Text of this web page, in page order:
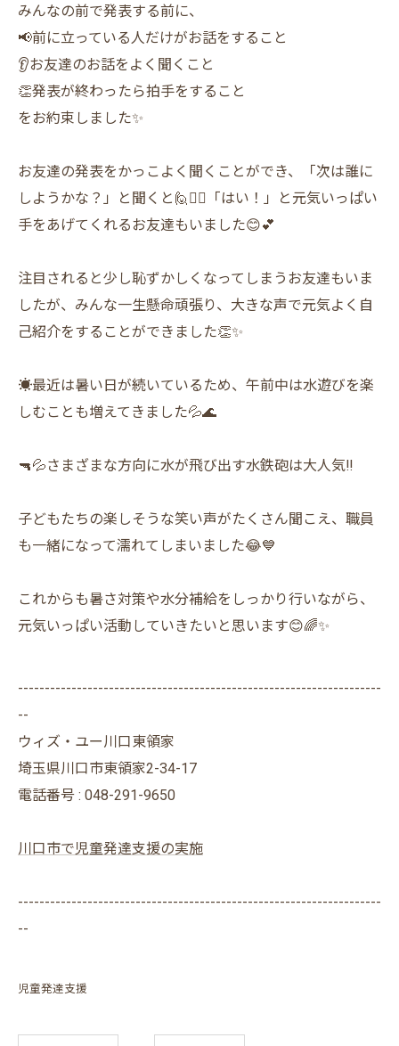
みんなの前で発表する前に、
📢前に立っている人だけがお話をすること
👂お友達のお話をよく聞くこと
👏発表が終わったら拍手をすること
をお約束しました✨
お友達の発表をかっこよく聞くことができ、「次は誰に
しようかな？」と聞くと🙋🙋‍♀️「はい！」と元気いっぱい
手をあげてくれるお友達もいました😊💕
注目されると少し恥ずかしくなってしまうお友達もいま
したが、みんな一生懸命頑張り、大きな声で元気よく自
己紹介をすることができました👏✨
☀️最近は暑い日が続いているため、午前中は水遊びを楽
しむことも増えてきました💦🌊
🔫💦さまざまな方向に水が飛び出す水鉄砲は大人気‼️
子どもたちの楽しそうな笑い声がたくさん聞こえ、職員
も一緒になって濡れてしまいました😂💙
これからも暑さ対策や水分補給をしっかり行いながら、
元気いっぱい活動していきたいと思います😊🌈✨
--------------------------------------------------------------------
--
ウィズ・ユー川口東領家
埼玉県川口市東領家2-34-17
電話番号 : 048-291-9650
川口市で児童発達支援の実施
--------------------------------------------------------------------
--
児童発達支援